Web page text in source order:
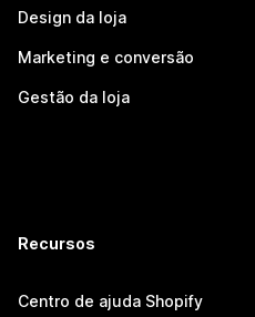
Design da loja
Marketing e conversão
Gestão da loja
Recursos
Centro de ajuda Shopify